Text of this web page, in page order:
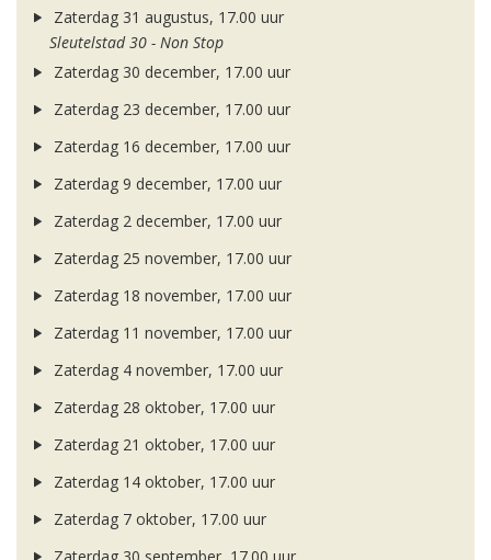
Zaterdag 31 augustus, 17.00 uur
Sleutelstad 30 - Non Stop
Zaterdag 30 december, 17.00 uur
Zaterdag 23 december, 17.00 uur
Zaterdag 16 december, 17.00 uur
Zaterdag 9 december, 17.00 uur
Zaterdag 2 december, 17.00 uur
Zaterdag 25 november, 17.00 uur
Zaterdag 18 november, 17.00 uur
Zaterdag 11 november, 17.00 uur
Zaterdag 4 november, 17.00 uur
Zaterdag 28 oktober, 17.00 uur
Zaterdag 21 oktober, 17.00 uur
Zaterdag 14 oktober, 17.00 uur
Zaterdag 7 oktober, 17.00 uur